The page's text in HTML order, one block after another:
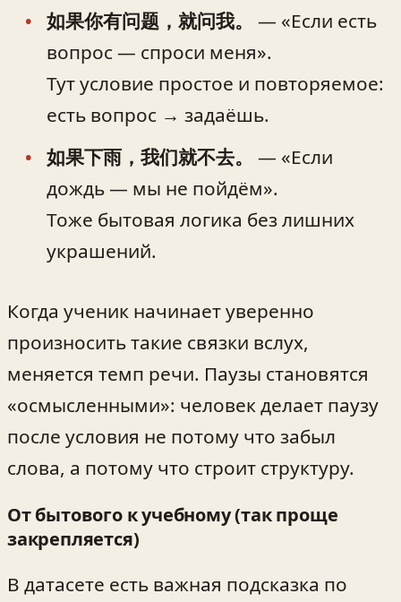
如果你有问题，就问我。
— «Если есть
вопрос — спроси меня».
Тут условие простое и повторяемое:
есть вопрос → задаёшь.
如果下雨，我们就不去。
— «Если
дождь — мы не пойдём».
Тоже бытовая логика без лишних
украшений.
Когда ученик начинает уверенно
произносить такие связки вслух,
меняется темп речи. Паузы становятся
«осмысленными»: человек делает паузу
после условия не потому что забыл
слова, а потому что строит структуру.
От бытового к учебному (так проще
закрепляется)
В датасете есть важная подсказка по